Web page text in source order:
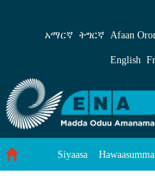
Haalli Filannoon
አማርኛ ትግርኛ Afaan
English
Siyaasa